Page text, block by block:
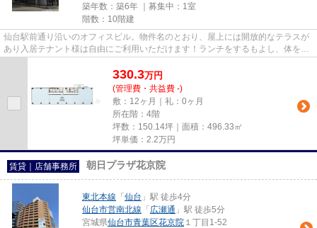
築年数：築6年 ｜募集中： 1室
階数：10階建
仙台駅前通り沿いのオフィスビル。物件名のとおり、屋上には開放的なテラスが
あり入居テナント様は自由にご利用いただけます！ランチをするもよし、体を伸
330.3万円
(管理費・共益費 -)
敷：12ヶ月｜礼：0ヶ月
所在階：4階
坪数：150.14坪｜面積：496.33㎡
坪単価： 2.2万円
賃貸｜店舗事務所 朝日プラザ花京院
東北本線 「 仙台 」駅 徒歩4分
仙台市営南北線 「 広瀬通 」駅 徒歩5分
宮城県仙台市青葉区花京院 １丁目1-52